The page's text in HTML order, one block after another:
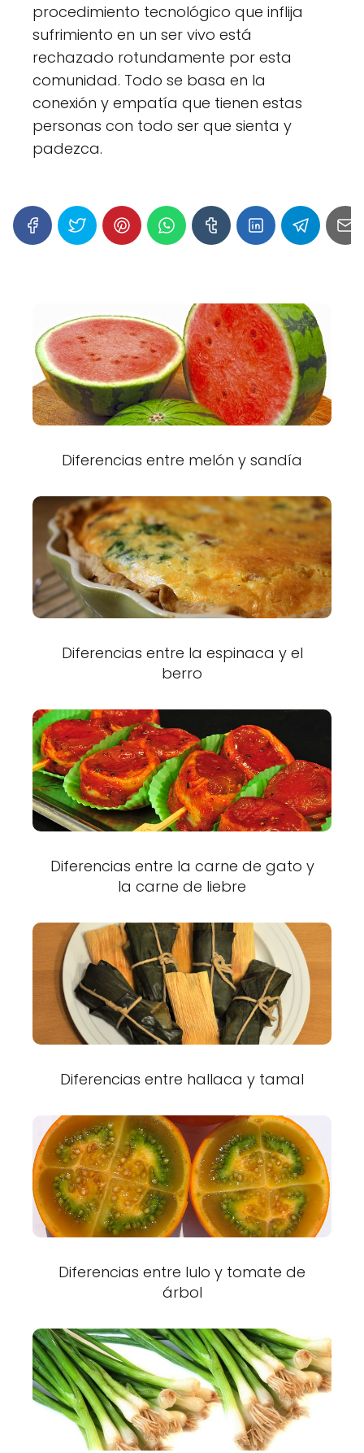
procedimiento tecnológico que inflija
sufrimiento en un ser vivo está
rechazado rotundamente por esta
comunidad. Todo se basa en la
conexión y empatía que tienen estas
personas con todo ser que sienta y
padezca.
Diferencias entre melón y sandía
Diferencias entre la espinaca y el
berro
Diferencias entre la carne de gato y
la carne de liebre
Diferencias entre hallaca y tamal
Diferencias entre lulo y tomate de
árbol